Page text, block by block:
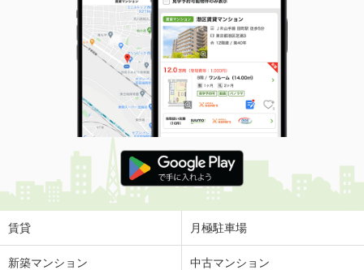
賃貸 月極駐車場
新築マンション 中古マンション